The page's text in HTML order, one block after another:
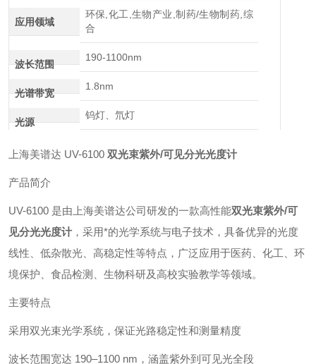
应用领域
环保,化工,生物产业,制药/生物制药,综
合
波长范围
190-1100nm
光谱带宽
1.8nm
光源
钨灯、氘灯
上海美谱达 UV-6100 双光束紫外/可见分光光度计
产品简介
UV-6100 是由上海美谱达公司研发的一款高性能双光束紫外/可
见分光光度计 ，采用*的光学系统与电子技术，具备优异的光度
线性、低杂散光、高稳定性等特点，广泛应用于医药、化工、环
境保护、食品检测、生物科研及高校实验教学等领域。
主要特点
采用双光束光学系统，保证光路稳定性和测量精度
波长范围宽达 190–1100 nm，涵盖紫外到可见光全段